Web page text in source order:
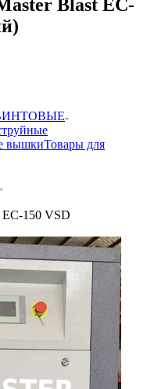
Blast EC-
вышкиТовары для
EC-150 VSD